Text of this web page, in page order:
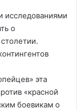
исследованиями
о
эта
«красной
боевикам о